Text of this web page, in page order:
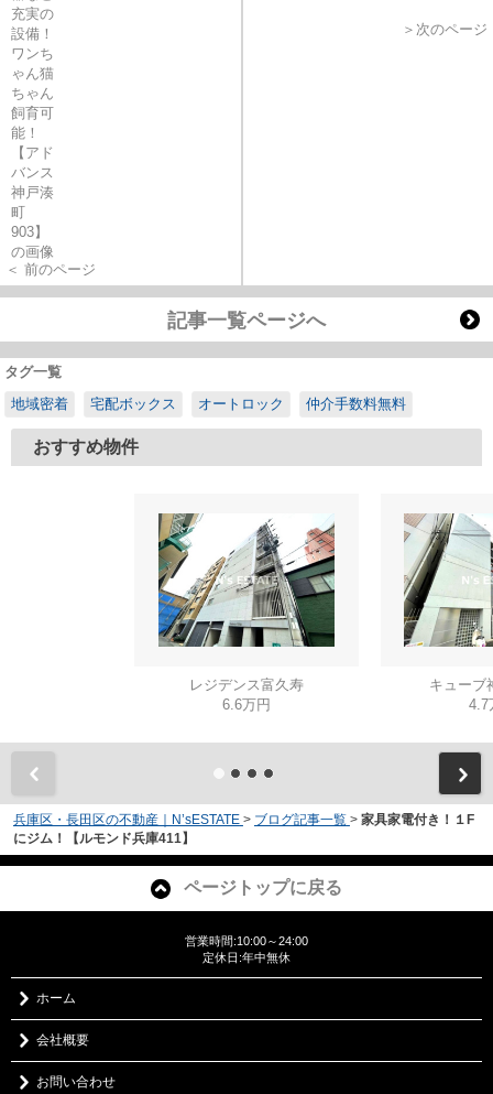
＜ 前のページ
＞次のページ
記事一覧ページへ
タグ一覧
地域密着
宅配ボックス オートロック 仲介手数料無料
おすすめ物件
レジデンス富久寿
6.6万円
キューブ
4.7
兵庫区・長田区の不動産｜N’sESTATE > ブログ記事一覧 > 家具家電付き！１F
にジム！【ルモンド兵庫411】
ページトップに戻る
営業時間:10:00～24:00
定休日:年中無休
ホーム
会社概要
お問い合わせ